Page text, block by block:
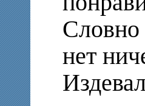
Словно
нет